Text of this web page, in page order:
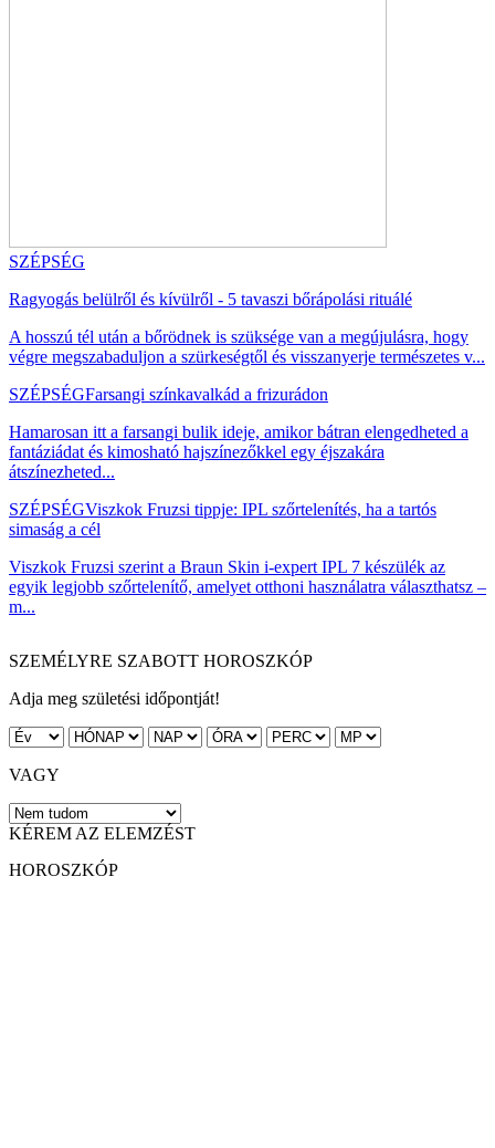
SZÉPSÉG
Ragyogás belülről és kívülről - 5 tavaszi bőrápolási rituálé
A hosszú tél után a bőrödnek is szüksége van a megújulásra, hogy
végre megszabaduljon a szürkeségtől és visszanyerje természetes v...
SZÉPSÉGFarsangi színkavalkád a frizurádon
Hamarosan itt a farsangi bulik ideje, amikor bátran elengedheted a
fantáziádat és kimosható hajszínezőkkel egy éjszakára
átszínezheted...
SZÉPSÉGViszkok Fruzsi tippje: IPL szőrtelenítés, ha a tartós
simaság a cél
Viszkok Fruzsi szerint a Braun Skin i-expert IPL 7 készülék az
egyik legjobb szőrtelenítő, amelyet otthoni használatra választhatsz –
m...
SZEMÉLYRE SZABOTT HOROSZKÓP
Adja meg születési időpontját!
VAGY
KÉREM AZ ELEMZÉST
HOROSZKÓP